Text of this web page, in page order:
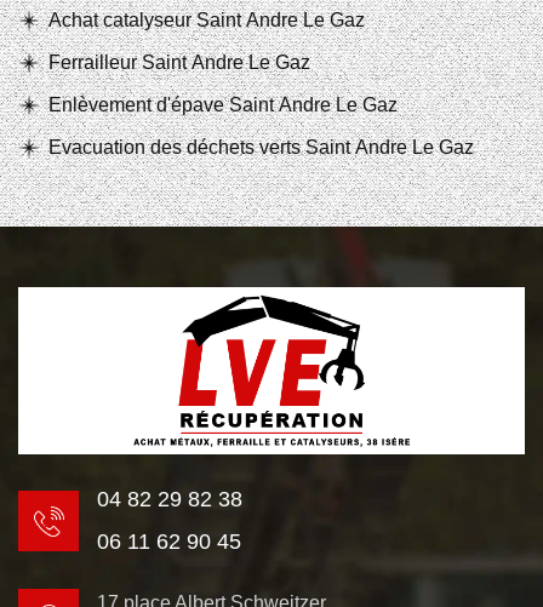
Achat catalyseur Saint Andre Le Gaz
Ferrailleur Saint Andre Le Gaz
Enlèvement d'épave Saint Andre Le Gaz
Evacuation des déchets verts Saint Andre Le Gaz
04 82 29 82 38
06 11 62 90 45
17 place Albert Schweitzer